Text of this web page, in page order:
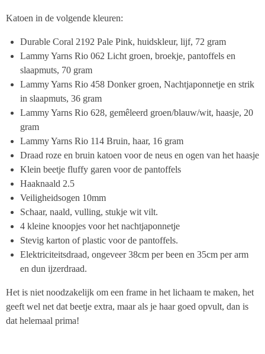
Katoen in de volgende kleuren:
Durable Coral 2192 Pale Pink, huidskleur, lijf, 72 gram
Lammy Yarns Rio 062 Licht groen, broekje, pantoffels en
slaapmuts, 70 gram
Lammy Yarns Rio 458 Donker groen, Nachtjaponnetje en strik
in slaapmuts, 36 gram
Lammy Yarns Rio 628, gemêleerd groen/blauw/wit, haasje, 20
gram
Lammy Yarns Rio 114 Bruin, haar, 16 gram
Draad roze en bruin katoen voor de neus en ogen van het haasje
Klein beetje fluffy garen voor de pantoffels
Haaknaald 2.5
Veiligheidsogen 10mm
Schaar, naald, vulling, stukje wit vilt.
4 kleine knoopjes voor het nachtjaponnetje
Stevig karton of plastic voor de pantoffels.
Elektriciteitsdraad, ongeveer 38cm per been en 35cm per arm
en dun ijzerdraad.
Het is niet noodzakelijk om een frame in het lichaam te maken, het
geeft wel net dat beetje extra, maar als je haar goed opvult, dan is
dat helemaal prima!